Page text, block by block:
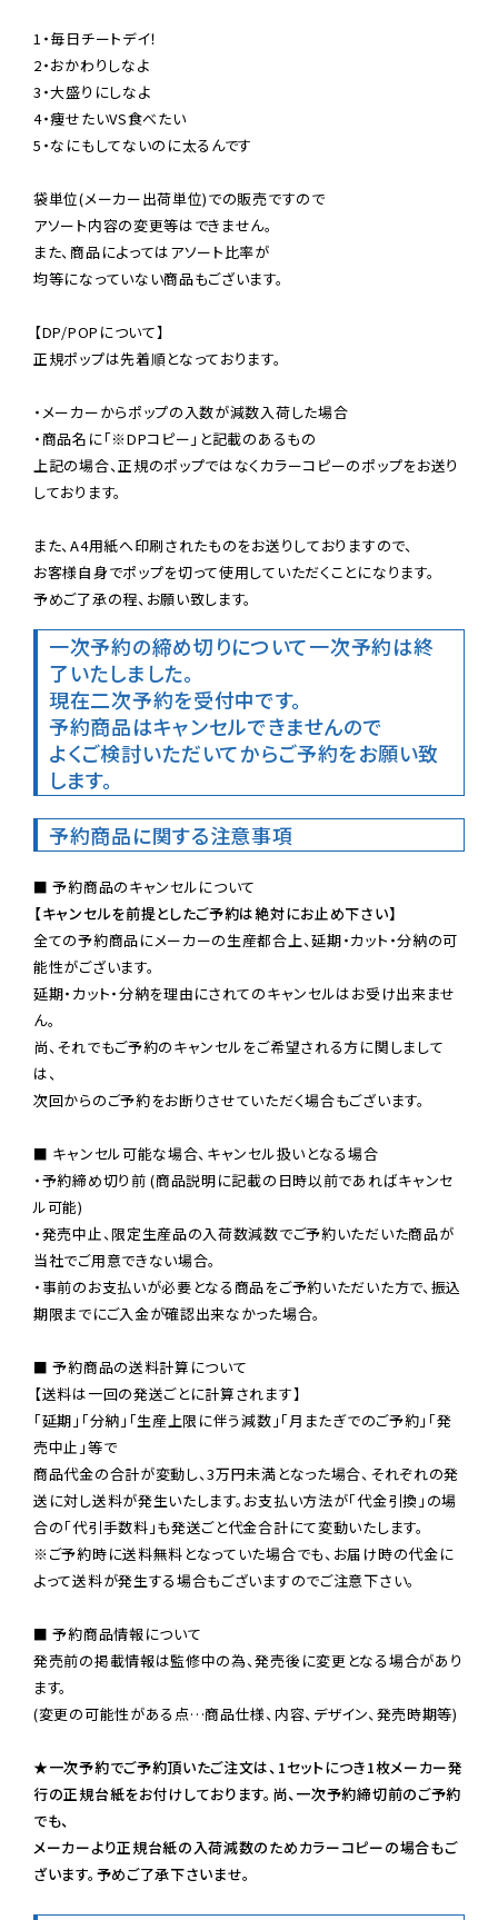
1・毎日チートデイ！
2・おかわりしなよ
3・大盛りにしなよ
4・痩せたいVS食べたい
5・なにもしてないのに太るんです
袋単位(メーカー出荷単位)での販売ですので
アソート内容の変更等はできません。
また、商品によってはアソート比率が
均等になっていない商品もございます。
【DP/POPについて】
正規ポップは先着順となっております。
・メーカーからポップの入数が減数入荷した場合
・商品名に「※DPコピー」と記載のあるもの
上記の場合、正規のポップではなくカラーコピーのポップをお送り
しております。
また、A4用紙へ印刷されたものをお送りしておりますので、
お客様自身でポップを切って使用していただくことになります。
予めご了承の程、お願い致します。
一次予約の締め切りについて一次予約は終
了いたしました。
現在二次予約を受付中です。
予約商品はキャンセルできませんので
よくご検討いただいてからご予約をお願い致
します。
予約商品に関する注意事項
【キャンセルを前提としたご予約は絶対にお止め下さい】
全ての予約商品にメーカーの生産都合上、延期・カット・分納の可
能性がございます。
延期・カット・分納を理由にされてのキャンセルはお受け出来ませ
ん。
尚、それでもご予約のキャンセルをご希望される方に関しまして
は、
次回からのご予約をお断りさせていただく場合もございます。
■ キャンセル可能な場合、キャンセル扱いとなる場合
・予約締め切り前 (商品説明に記載の日時以前であればキャンセ
ル可能)
・発売中止、限定生産品の入荷数減数でご予約いただいた商品が
当社でご用意できない場合。
・事前のお支払いが必要となる商品をご予約いただいた方で、振込
期限までにご入金が確認出来なかった場合。
■ 予約商品の送料計算について
【送料は一回の発送ごとに計算されます】
「延期」「分納」「生産上限に伴う減数」「月またぎでのご予約」「発
売中止」等で
商品代金の合計が変動し、3万円未満となった場合、それぞれの発
送に対し送料が発生いたします。お支払い方法が「代金引換」の場
※ご予約時に送料無料となっていた場合でも、お届け時の代金に
よって送料が発生する場合もございますのでご注意下さい。
■ 予約商品情報について
発売前の掲載情報は監修中の為、発売後に変更となる場合があり
ます。
(変更の可能性がある点…商品仕様、内容、デザイン、発売時期等)
★一次予約でご予約頂いたご注文は、1セットにつき1枚メーカー発
行の正規台紙をお付けしております。尚、一次予約締切前のご予約
でも、
メーカーより正規台紙の入荷減数のためカラーコピーの場合もご
ざいます。予めご了承下さいませ。